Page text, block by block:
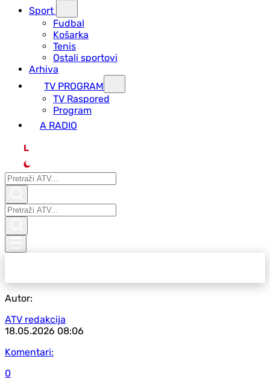
Sport
Fudbal
Košarka
Tenis
Ostali sportovi
Arhiva
TV PROGRAM
ТV Raspored
Program
A RADIO
L
Autor:
ATV redakcija
18.05.2026 08:06
Komentari:
0